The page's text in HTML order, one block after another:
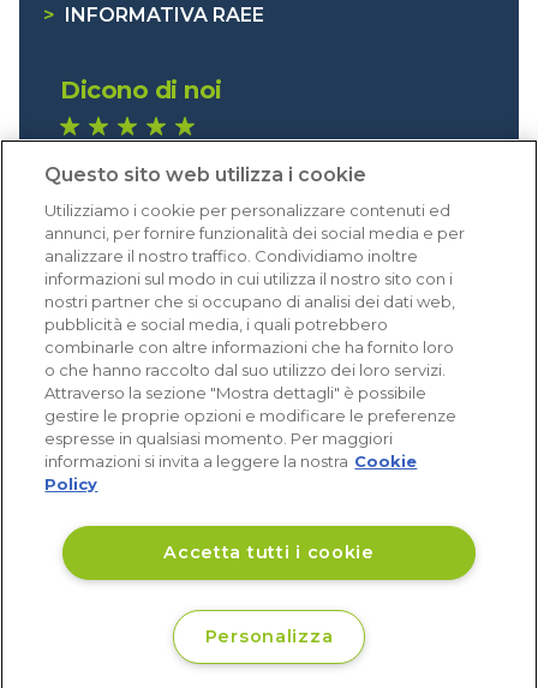
>
INFORMATIVA RAEE
Dicono di noi
Eccellente (4,8)
Acquisti verificati
Non disponibile
Questo sito web utilizza i cookie
Utilizziamo i cookie per personalizzare contenuti ed
annunci, per fornire funzionalità dei social media e per
analizzare il nostro traffico. Condividiamo inoltre
informazioni sul modo in cui utilizza il nostro sito con i
nostri partner che si occupano di analisi dei dati web,
pubblicità e social media, i quali potrebbero
combinarle con altre informazioni che ha fornito loro
o che hanno raccolto dal suo utilizzo dei loro servizi.
Attraverso la sezione "Mostra dettagli" è possibile
gestire le proprie opzioni e modificare le preferenze
espresse in qualsiasi momento. Per maggiori
informazioni si invita a leggere la nostra Cookie
Policy
Accetta tutti i cookie
Personalizza